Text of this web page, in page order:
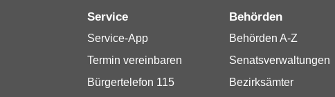
Service
Service-App
Termin vereinbaren
Bürgertelefon 115
Behörden
Behörden A-Z
Senatsverwaltungen
Bezirksämter